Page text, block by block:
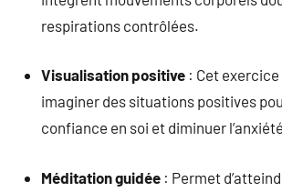
respirations contrôlées.
Visualisation positive : Cet
imaginer des situations positives
confiance en soi et diminuer
Méditation guidée : Permet